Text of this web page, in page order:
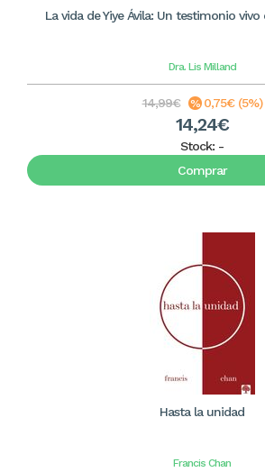
La vida de Yiye Ávila: Un testimonio
Dra. Lis Milland
14,99€ 0,75€ (5%)
14,24€
Stock: -
Comprar
Hasta la unidad
Francis Chan